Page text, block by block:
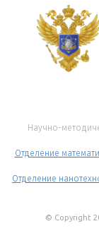
Научно-
Отделение
Отделение
© Copyright